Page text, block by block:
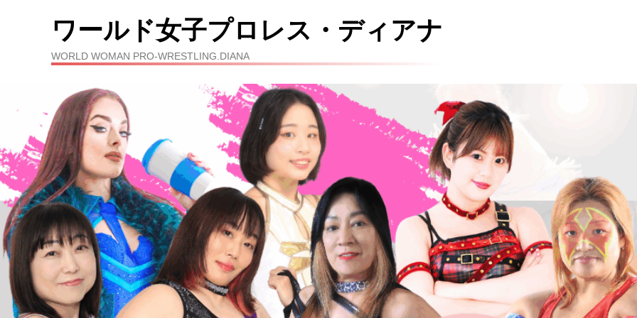
ワールド女子プロレス・ディアナ
WORLD WOMAN PRO-WRESTLING.DIANA